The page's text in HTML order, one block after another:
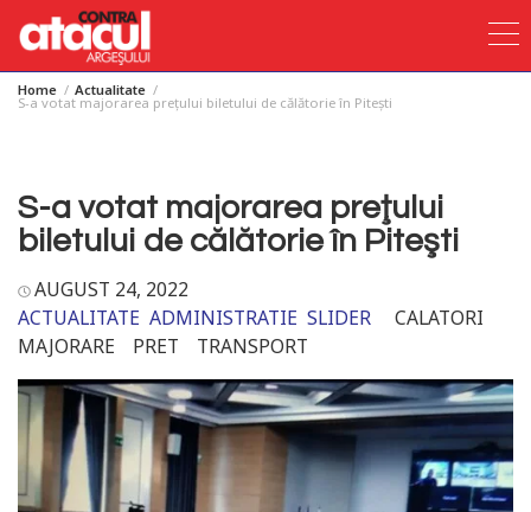
SkipHome Actualitate
S-a votat majorarea preţului biletului de călătorie în Piteşti
S-a votat majorarea preţului
biletului de călătorie în Piteşti
AUGUST 24, 2022
ACTUALITATE ADMINISTRATIE SLIDER
CALATORI
MAJORARE
PRET TRANSPORT